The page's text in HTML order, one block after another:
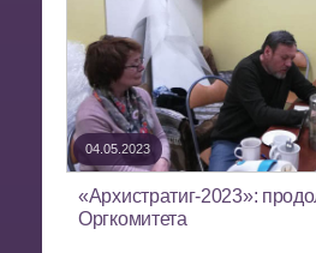
04.05.2023
«Архистратиг-2023»:
Оргкомитета